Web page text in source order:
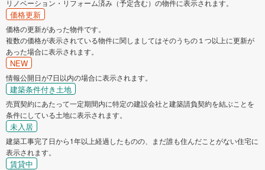
リノベーション・リフォーム済み（予定含む）の物件に表示されます。
価格更新
価格の更新があった物件です。
複数の価格が表示されている物件に関しましてはそのうちの１つ以上に更新が
あった場合に表示されます。
NEW
情報公開日が7日以内の場合に表示されます。
建築条件付き土地
売買契約にあたって一定期間内に特定の建設会社と建築請負契約を結ぶことを
条件にしている土地に表示されます。
未入居
建築工事完了日から1年以上経過したものの、まだ誰も住んだことがない住宅に
表示されます。
賃貸中